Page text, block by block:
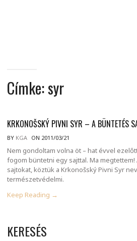
Címke:syr
KRKONOŠSKÝ PIVNI SYR – A BÜNTETÉS
BY KGA ON 2011/03/21
Nem gondoltam volna öt – hat évvel
fogom büntetni egy sajttal. Ma megtettem!
sajtokat, köztük a Krkonošský Pivni Syr
természetvédelmi.
Keep Reading →
KERESÉS